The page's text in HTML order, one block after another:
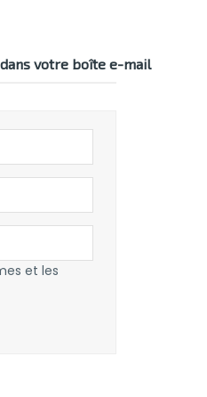
dans votre boîte e-mail
et les